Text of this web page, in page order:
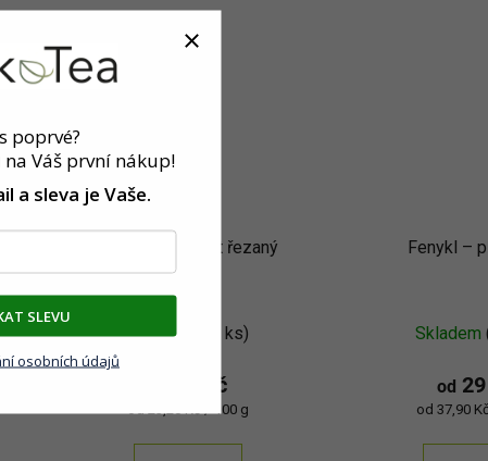
Eukalyptus – list řezaný
Skladem (>5 ks)
47 Kč
od 23,20 Kč / 100 g
Fenykl –
Skladem
od
Měrná
od 37,90
poprvé?
na Váš první nákup!
a sleva je Vaše.
SLEVU
osobních údajů